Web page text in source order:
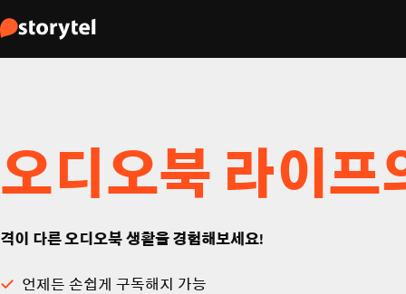
오디오북 라이프
격이 다른 오디오북 생활을 경험해보세요!
언제든 손쉽게 구독해지 가능